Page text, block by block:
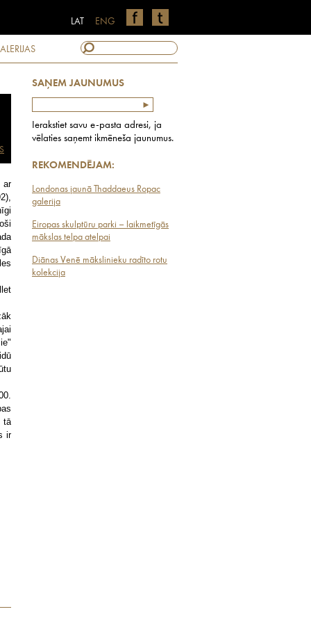
ENG
LAT
SAŅEM JAUNUMUS
Ierakstiet savu e-pasta adresi, ja
vēlaties saņemt ikmēneša jaunumus.
REKOMENDĒJAM:
Londonas jaunā Thaddaeus Ropac
galerija
Eiropas skulptūru parki – laikmetīgās
mākslas telpa atelpai
Diānas Venē mākslinieku radīto rotu
kolekcija
tā
ir